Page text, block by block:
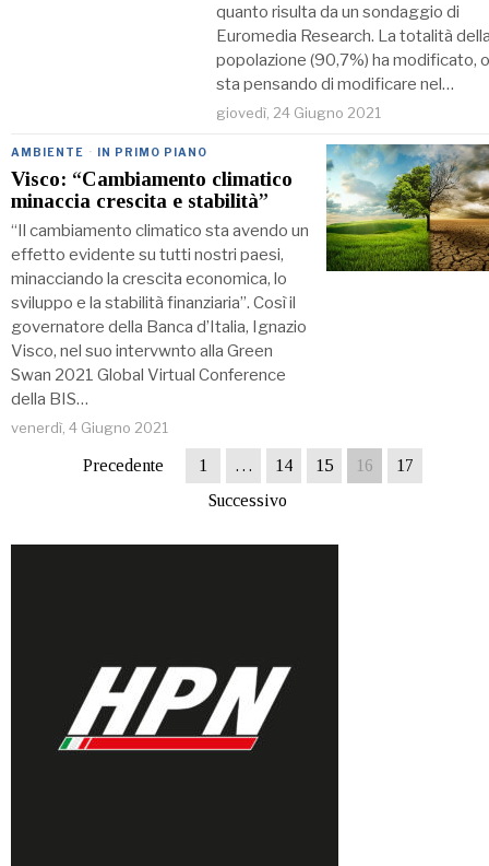
quanto risulta da un sondaggio di
Euromedia Research. La totalità
popolazione (90,7%) ha modificato, o
sta pensando di modificare nel…
giovedì, 24 Giugno 2021
AMBIENTE · IN PRIMO PIANO
Visco: “Cambiamento climatico
minaccia crescita e stabilità”
“Il cambiamento climatico sta avendo un
effetto evidente su tutti nostri paesi,
minacciando la crescita economica, lo
sviluppo e la stabilità finanziaria”. Così il
governatore della Banca d’Italia, Ignazio
Visco, nel suo intervwnto alla Green
Swan 2021 Global Virtual Conference
della BIS…
venerdì, 4 Giugno 2021
Precedente 1 … 14 15 16
17
Successivo